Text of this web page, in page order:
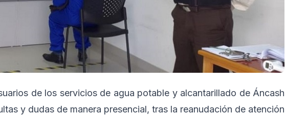
de los servicios de agua potable y alcantarillado de Áncash
y dudas de manera presencial, tras la reanudación de atención